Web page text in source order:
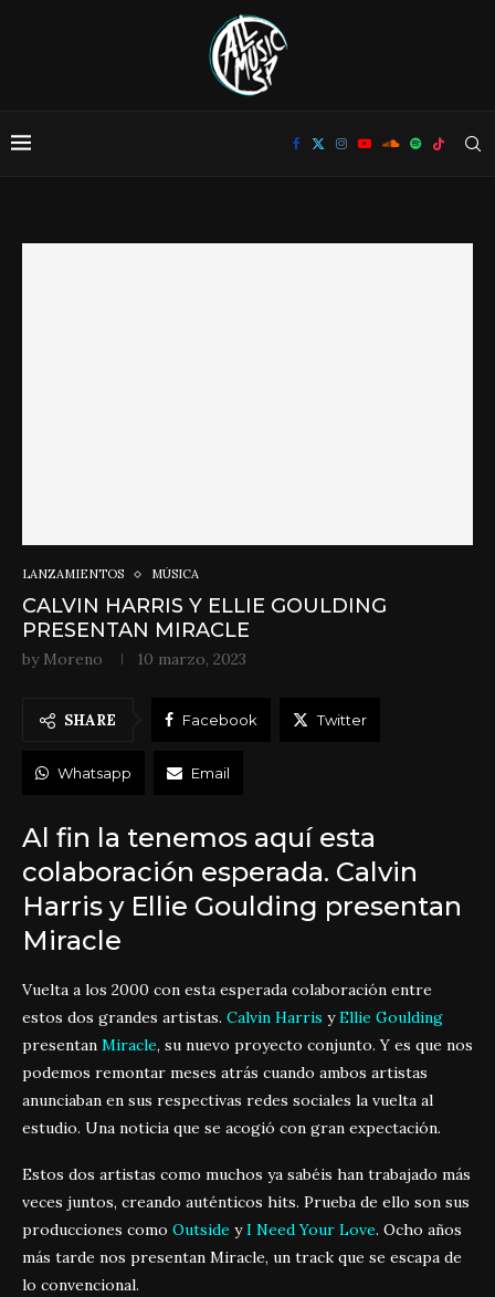
LANZAMIENTOS MÚSICA
CALVIN HARRIS Y ELLIE GOULDING
PRESENTAN MIRACLE
by Moreno 10 marzo, 2023
SHARE Facebook Twitter
Whatsapp Email
Al fin la tenemos aquí esta
colaboración esperada. Calvin
Harris y Ellie Goulding presentan
Miracle
Vuelta a los 2000 con esta esperada colaboración entre
estos dos grandes artistas. Calvin Harris yEllie Goulding
presentan Miracle, su nuevo proyecto conjunto. Y es que nos
podemos remontar meses atrás cuando ambos artistas
anunciaban en sus respectivas redes sociales la vuelta al
estudio. Una noticia que se acogió con gran expectación.
Estos dos artistas como muchos ya sabéis han trabajado más
veces juntos, creando auténticos hits. Prueba de ello son sus
producciones como Outside yI Need Your Love. Ocho años
más tarde nos presentan Miracle, un track que se escapa de
lo convencional.